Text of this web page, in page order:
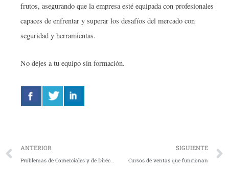
frutos, asegurando que la empresa esté equipada con profesionales
capaces de enfrentar y superar los desafíos del mercado con
seguridad y herramientas.
No dejes a tu equipo sin formación.
Ant
ANTERIOR SIGUIENTE
Cursos de ventas que funcionan